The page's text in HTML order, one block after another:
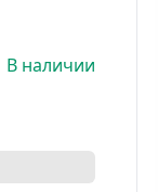
В наличии